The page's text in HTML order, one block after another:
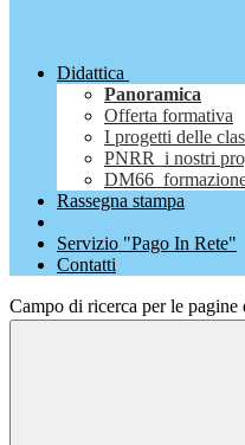
Didattica
Panoramica
Offerta formativa
I progetti delle
PNRR_i nostri
Rassegna stampa
Servizio "Pago In Rete"
Contatti
Campo di ricerca per le pagine